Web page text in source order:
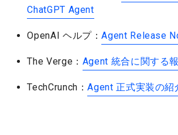
ChatGPT Agent
OpenAI ヘルプ：Agent Release
The Verge： Agent 統合に関する
TechCrunch：Agent 正式実装の紹